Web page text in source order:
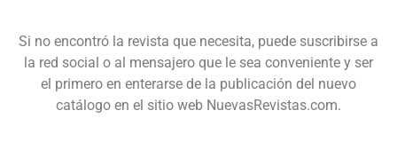
Si no encontró la revista que necesita, puede suscribirse a
la red social o al mensajero que le sea conveniente y ser
el primero en enterarse de la publicación del nuevo
catálogo en el sitio web NuevasRevistas.com.